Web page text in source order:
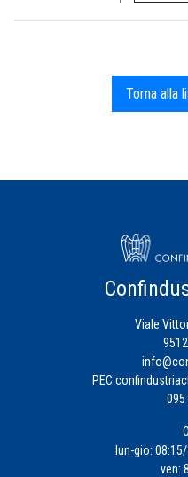
Torna alla
Viale
PEC
095
lun-gio:
ven: